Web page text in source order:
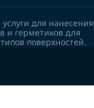
для нанесения
и герметиков для
поверхностей.